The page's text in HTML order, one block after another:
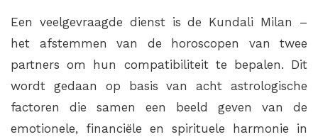
Een veelgevraagde dienst is de Kundali Milan –
het afstemmen van de horoscopen van twee
partners om hun compatibiliteit te bepalen. Dit
wordt gedaan op basis van acht astrologische
factoren die samen een beeld geven van de
emotionele, financiële en spirituele harmonie in